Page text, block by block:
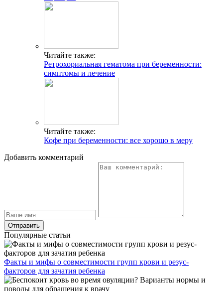
Читайте также:
Ретрохориальная гематома при беременности:
симптомы и лечение
Читайте также:
Кофе при беременности: все хорошо в меру
Добавить комментарий
Популярные статьи
Факты и мифы о совместимости групп крови и резус-
факторов для зачатия ребенка